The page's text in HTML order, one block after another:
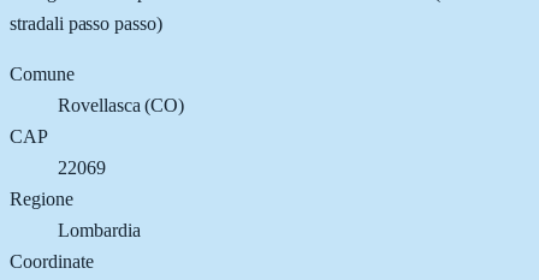
stradali passo passo)
Comune
Rovellasca (CO)
CAP
22069
Regione
Lombardia
Coordinate